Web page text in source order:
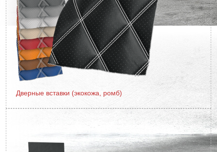
Дверные вставки (экокожа, ромб)